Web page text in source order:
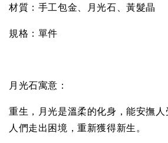
材質： 手工包金、月光石、黃髮晶
規格：單件
月光石寓意 ：
重生，月光是溫柔的化身，能安撫
人們走出困境，重新獲得新生。